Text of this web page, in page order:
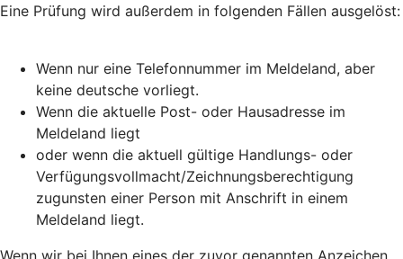
Eine Prüfung wird außerdem in folgenden Fällen ausgelöst:
Wenn nur eine Telefonnummer im Meldeland, aber
keine deutsche vorliegt.
Wenn die aktuelle Post- oder Hausadresse im
Meldeland liegt
oder wenn die aktuell gültige Handlungs- oder
Verfügungsvollmacht/Zeichnungsberechtigung
zugunsten einer Person mit Anschrift in einem
Meldeland liegt.
Wenn wir bei Ihnen eines der zuvor genannten Anzeichen